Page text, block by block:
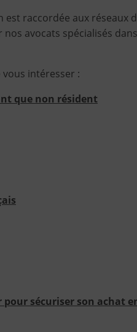
raccordée aux réseaux
avocats spécialisés
intéresser :
que non résident
sécuriser son achat